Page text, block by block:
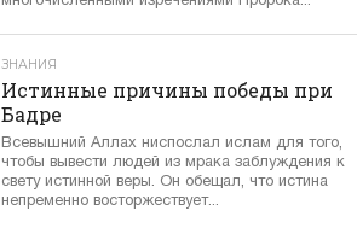
ЗНАНИЯ
Истинные причины победы при
Бадре
Всевышний Аллах ниспослал ислам для того,
чтобы вывести людей из мрака заблуждения к
свету истинной веры. Он обещал, что истина
непременно восторжествует...